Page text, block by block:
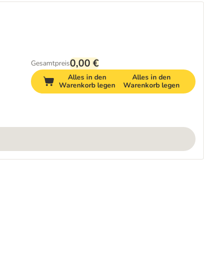
Gesamtpreis0,00 €
Alles in den
Warenkorb legen
Alles in den
Warenkorb legen